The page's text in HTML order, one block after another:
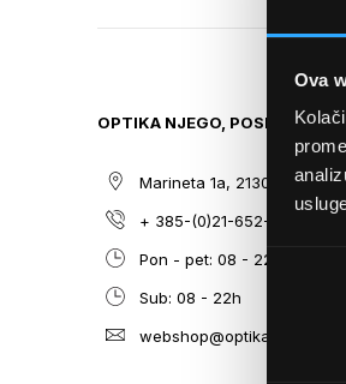
Ova
Odabir
THE
THE
GALLERY
OPTIKA NJEGO, POSLOVNICA
Marineta 1a, 21300
+ 385-(0)21-652-102
Pon - pet: 08 - 22h,
Sub: 08 - 22h
webshop@optikanjego.hr